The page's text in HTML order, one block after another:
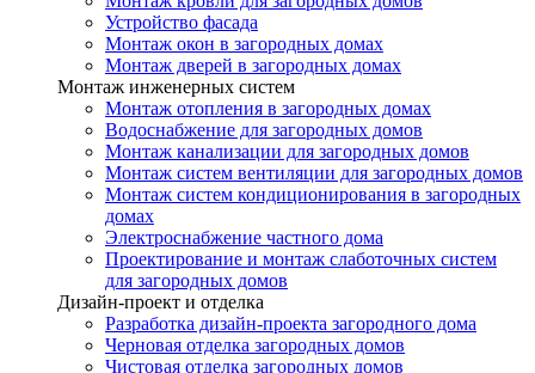
Устройство фасада
Монтаж окон в загородных домах
Монтаж дверей в загородных домах
Монтаж инженерных систем
Монтаж отопления в загородных домах
Водоснабжение для загородных домов
Монтаж канализации для загородных домов
Монтаж систем вентиляции для загородных домов
Монтаж систем кондиционирования в загородных
домах
Электроснабжение частного дома
Проектирование и монтаж слаботочных систем
для загородных домов
Дизайн-проект и отделка
Разработка дизайн-проекта загородного дома
Черновая отделка загородных домов
Чистовая отделка загородных домов